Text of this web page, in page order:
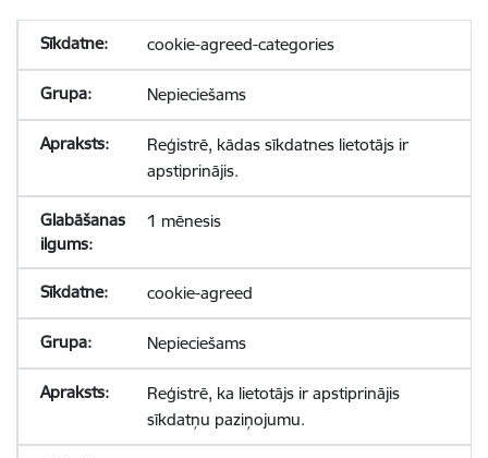
cookie-agreed-categories
Nepieciešams
Reģistrē, kādas sīkdatnes lietotājs ir
apstiprinājis.
1 mēnesis
cookie-agreed
Nepieciešams
Reģistrē, ka lietotājs ir apstiprinājis
sīkdatņu paziņojumu.